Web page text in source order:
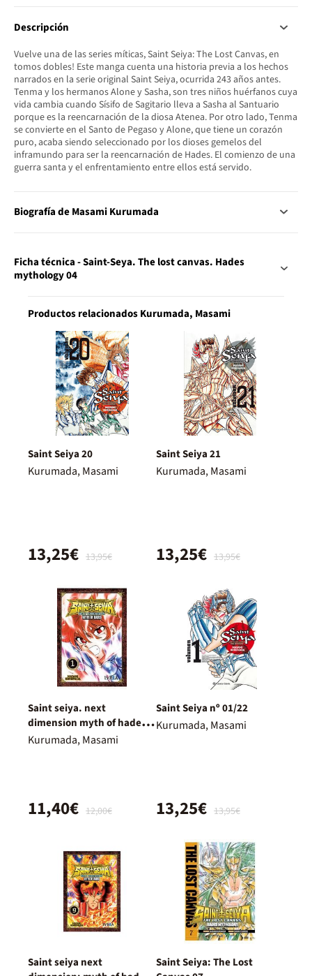
Descripción
Vuelve una de las series míticas, Saint Seiya: The Lost Canvas, en
tomos dobles! Este manga cuenta una historia previa a los hechos
narrados en la serie original Saint Seiya, ocurrida 243 años antes.
Tenma y los hermanos Alone y Sasha, son tres niños huérfanos cuya
vida cambia cuando Sísifo de Sagitario lleva a Sasha al Santuario
porque es la reencarnación de la diosa Atenea. Por otro lado, Tenma
se convierte en el Santo de Pegaso y Alone, que tiene un corazón
puro, acaba siendo seleccionado por los dioses gemelos del
inframundo para ser la reencarnación de Hades. El comienzo de una
guerra santa y el enfrentamiento entre ellos está servido.
Biografía de Masami Kurumada
Ficha técnica - Saint-Seya. The lost canvas. Hades
mythology 04
Productos relacionados Kurumada, Masami
Saint Seiya 20
Kurumada, Masami
13,95€
13,25€
Saint Seiya 21
Kurumada, Masami
13,95€
13,25€
Saint seiya. next
dimension myth of hades
01
Kurumada, Masami
12,00€
11,40€
Saint Seiya nº 01/22
Kurumada, Masami
13,95€
13,25€
Saint seiya next
Saint Seiya: The Lost